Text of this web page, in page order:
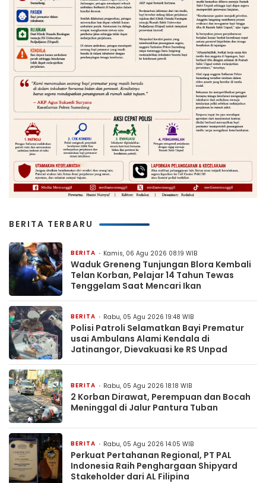
BERITA TERBARU
BERITA Kamis, 06 Agu 2026 08:19 WIB
Waduk Greneng Tunjungan Blora Kembali
Telan Korban, Pelajar 14 Tahun Tewas
Tenggelam Saat Mencari Ikan
BERITA Rabu, 05 Agu 2026 19:48 WIB
Polisi Patroli Selamatkan Bayi Prematur
usai Ambulans Alami Kendala di
Jatinangor, Dievakuasi ke RS Unpad
BERITA Rabu, 05 Agu 2026 18:18 WIB
2 Korban Dirawat, Perempuan dan Bocah
Meninggal di Jalur Pantura Tuban
BERITA Rabu, 05 Agu 2026 14:05 WIB
Perkuat Pertahanan Regional, PT PAL
Indonesia Raih Penghargaan Shipyard
Stakeholder dari AL Filipina